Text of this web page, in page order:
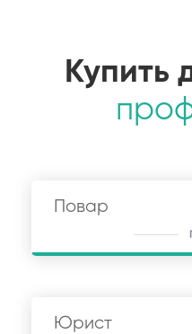
Купить
Повар
Юрист